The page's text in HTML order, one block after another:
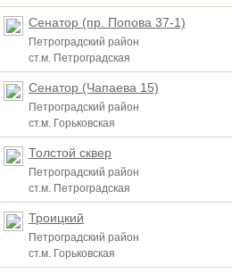
Сенатор (пр. Попова 37-1)
Петроградский район
ст.м. Петроградская
Сенатор (Чапаева 15)
Петроградский район
ст.м. Горьковская
Толстой сквер
Петроградский район
ст.м. Петроградская
Троицкий
Петроградский район
ст.м. Горьковская